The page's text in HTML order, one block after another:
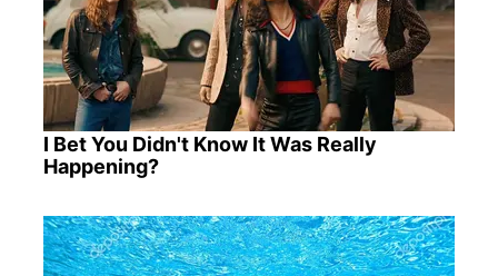
I Bet You Didn't Know It Was Really
Happening?